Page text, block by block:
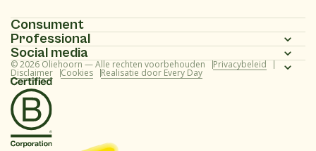
Consument
Homepagina
Assortiment
Recepten
Over ons
Professional
Homepagina
Assortiment
Recepten
Over ons
Social media
Instagram
Facebook
Youtube
© 2026 Oliehoorn — Alle rechten voorbehouden Privacybeleid
Disclaimer Cookies Realisatie door Every Day